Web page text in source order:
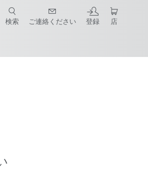
検索 ご連絡ください 登録 店